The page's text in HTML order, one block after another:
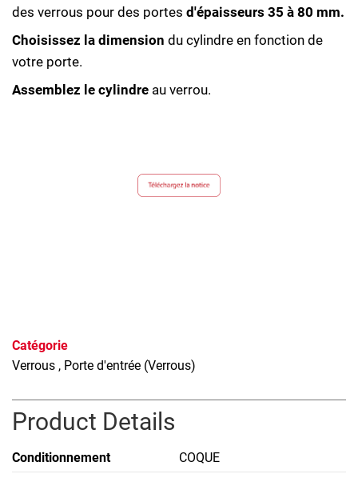
des verrous pour des portes d'épaisseurs 35 à 80 mm.
Choisissez la dimension du cylindre en fonction de
votre porte.
Assemblez le cylindre au verrou.
Catégorie
Verrous , Porte d'entrée (Verrous)
Product Details
Conditionnement COQUE